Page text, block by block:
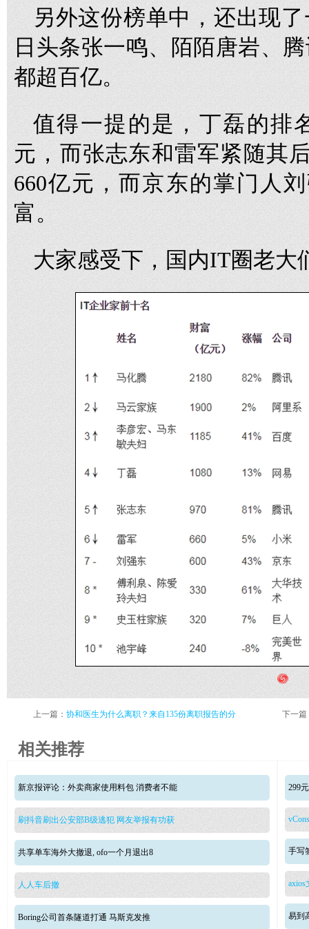
另外这份榜单中，还出现
日头条张一鸣、陌陌唐岩、
都超百亿。
值得一提的是，丁磊的排
元，而张志东和雷军紧随其
660亿元，而京东的掌门人
富。
大家感受下，国内IT圈老大
上一篇： 协和医生为什么离职？来自135份离职报告的分 下一篇
相关推荐
新京报评论：外卖商家使用料包 消费者不能
刷抖音刷出公安部B级逃犯 网友举报有功获
共享单车海外大撤退, ofo一个月退出8
人人车后撤
Boring公司首条隧道打通 马斯克发推
299
手写
axios
易到